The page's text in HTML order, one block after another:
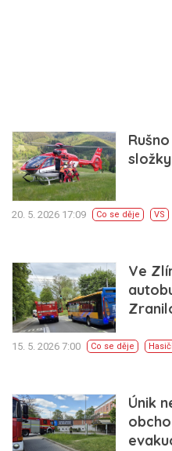
20. 5. 2026 17:09 Co se děje VS
Ve
15. 5. 2026 7:00 Co se děje
Únik